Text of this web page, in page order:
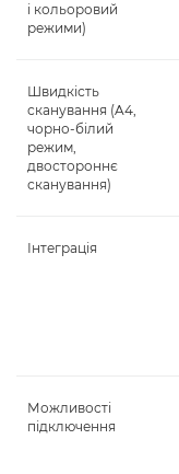
і кольоровий
режими)
Швидкість
сканування (A4,
чорно-білий
режим,
двостороннє
сканування)
Інтеграція
Можливості
підключення